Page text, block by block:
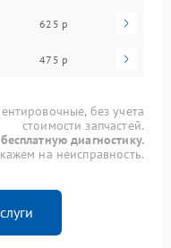
625 р
475 р
без учета
стоимости запчастей.
диагностику.
на неисправность.